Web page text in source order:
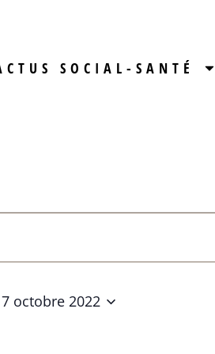
SOCIAL-SANTÉ
octobre 2022